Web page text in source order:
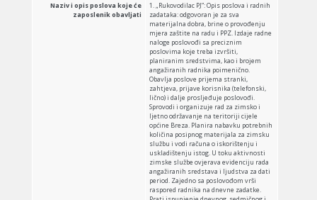
Naziv i opis poslova koje će
zaposlenik obavljati
1. „Rukovodilac PJ”: Opis poslova i radnih
zadataka: odgovoran je za sva
materijalna dobra, brine o provođenju
mjera zaštite na radu i PPZ. Izdaje radne
naloge poslovođi sa preciznim
poslovima koje treba izvršiti,
planiranim sredstvima, kao i brojem
angažiranih radnika poimenično.
Obavlja poslove prijema stranki,
zahtjeva, prijave korisnika (telefonski,
lično) i dalje prosljeđuje poslovođi.
Sprovodi i organizuje rad za zimsko i
ljetno održavanje na teritoriji cijele
općine Breza. Planira nabavku potrebnih
količina posipnog materijala za zimsku
službu i vodi računa o iskorištenju i
uskladištenju istog. U toku aktivnosti
zimske službe ovjerava evidenciju rada
angažiranih sredstava i ljudstva za dati
period. Zajedno sa poslovođom vrši
raspored radnika na dnevne zadatke.